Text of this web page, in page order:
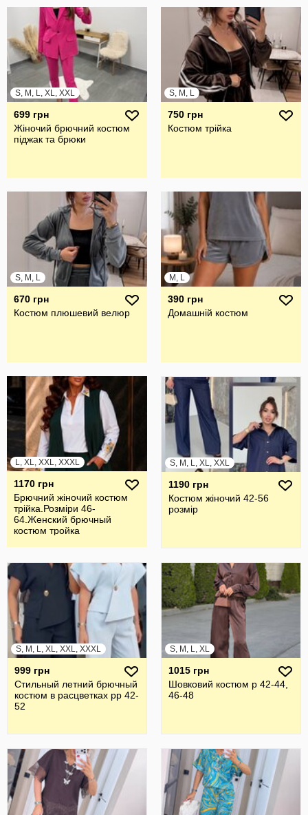
S, M, L, XL, XXL
699 грн
Жіночий брючний костюм
піджак та брюки
S, M, L
750 грн
Костюм трійка
S, M, L
670 грн
Костюм плюшевий велюр
M, L
390 грн
Домашній костюм
L, XL, XXL, XXXL
1170 грн
Брючний жiночий костюм
трiйка.Розмiри 46-
64.Женский брючный
костюм тройка
S, M, L, XL, XXL
1190 грн
Костюм жіночий 42-56
розмір
S, M, L, XL, XXL, XXXL
999 грн
Стильный летний брючный
костюм в расцветках рр 42-
52
S, M, L, XL
1015 грн
Шовковий костюм р 42-44,
46-48